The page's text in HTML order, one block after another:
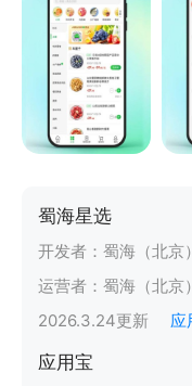
蜀海星选
开发者： 蜀海（北京
运营者： 蜀海（北京
2026.3.24更新 应
应用宝